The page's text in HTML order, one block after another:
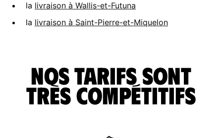
la livraison à Wallis-et-Futuna
la livraison à Saint-Pierre-et-Miquelon
Nos tarifs sont
très compétitifs